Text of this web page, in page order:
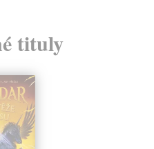
tituly